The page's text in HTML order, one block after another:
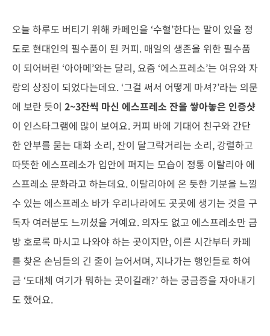
오늘 하루도 버티기 위해 카페인을 ‘수혈’한다는 말이 있을 정
도로 현대인의 필수품이 된 커피. 매일의 생존을 위한 필수품
이 되어버린 ‘아아메’와는 달리, 요즘 ‘에스프레소’는 여유와 자
랑의 상징이 되었다는데요. ‘그걸 써서 어떻게 마셔?’라는 의문
에 보란 듯이 2~3잔씩 마신 에스프레소 잔을 쌓아놓은 인증샷
이 인스타그램에 많이 보여요. 커피 바에 기대어 친구와 간단
한 안부를 묻는 대화 소리, 잔이 달그락거리는 소리, 강렬하고
따뜻한 에스프레소가 입안에 퍼지는 모습이 정통 이탈리아 에
스프레소 문화라고 하는데요. 이탈리아에 온 듯한 기분을 느낄
수 있는 에스프레소 바가 우리나라에도 곳곳에 생기는 것을 구
독자 여러분도 느끼셨을 거예요. 의자도 없고 에스프레소만 금
방 호로록 마시고 나와야 하는 곳이지만, 이른 시간부터 카페
를 찾은 손님들의 긴 줄이 늘어서며, 지나가는 행인들로 하여
금 ‘도대체 여기가 뭐하는 곳이길래?’ 하는 궁금증을 자아내기
도 했어요.